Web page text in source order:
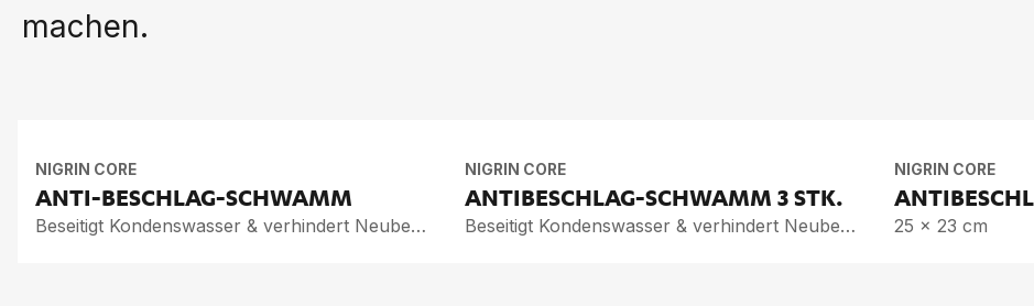
machen.
NIGRIN CORE
ANTI-BE­SCHLAG-SCHWAMM
Beseitigt Kondenswasser & verhindert Neubeschlag
NIGRIN CORE
AN­TI­BE­SCHLAG-SCHWAMM 3 STK.
Beseitigt Kondenswasser & verhindert Neubeschlag
NIGRIN CORE
25 x 23 cm